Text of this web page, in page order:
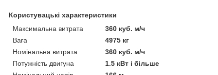
Користувацькi характеристики
Максимальна витрата
360 куб. м/ч
Вага
4975 кг
Номінальна витрата
360 куб. м/ч
Потужність двигуна
1.5 кВт і більше